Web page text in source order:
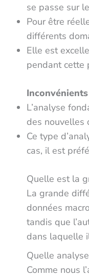
se passe sur
Pour être
différents
Elle est
pendant cette
L’analyse
des nouvelles
Ce type
cas, il est
Quelle est la
La grande
données
tandis que
dans laquelle
Quelle
Comme nous